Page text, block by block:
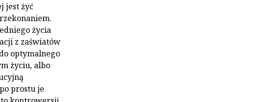
jest żyć
życia
z zaświatów
optymalnego
życiu, albo
prostu je